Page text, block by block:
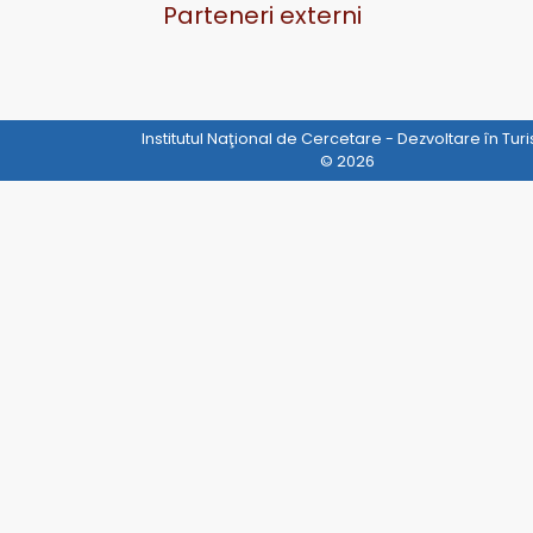
Parteneri externi
Institutul Naţional de Cercetare - Dezvoltare în
© 2026